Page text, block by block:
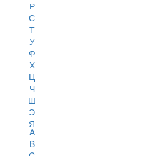
Р
С
Т
У
Ф
Х
Ц
Ч
Ш
Э
Я
A
B